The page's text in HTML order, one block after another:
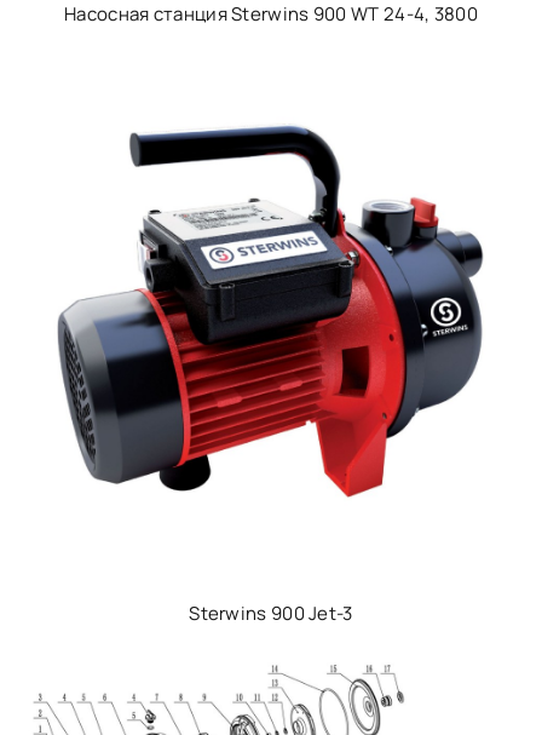
Насосная станция Sterwins 900 WT 24-4, 3800
Sterwins 900 Jet-3